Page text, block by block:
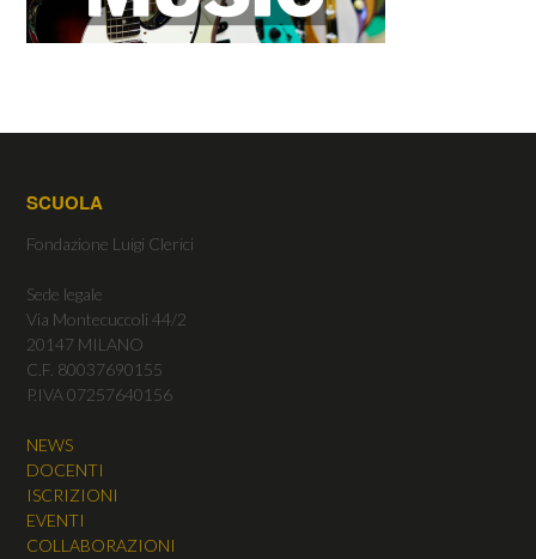
SCUOLA
Fondazione Luigi Clerici
Sede legale
Via Montecuccoli 44/2
20147 MILANO
C.F. 80037690155
P.IVA 07257640156
NEWS
DOCENTI
ISCRIZIONI
EVENTI
COLLABORAZIONI